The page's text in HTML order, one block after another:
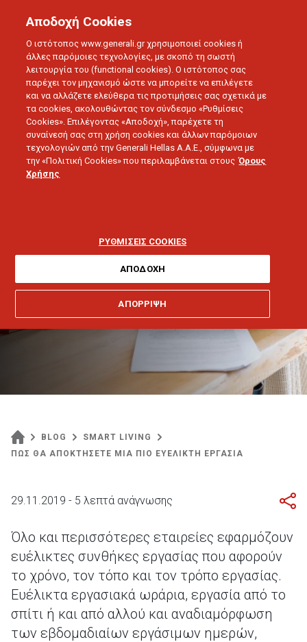
πιο ευέλικτη εργασία
BLOG
SMART LIVING
ΠΩΣ ΘΑ ΑΠΟΚΤΗΣΕΤΕ ΜΙΑ ΠΙΟ ΕΥΕΛΙΚΤΗ ΕΡΓΑΣΙΑ
29.11.2019 - 5 λεπτά ανάγνωσης
Όλο και περισσότερες εταιρείες εφαρμόζουν
ευέλικτες συνθήκες εργασίας που αφορούν
το χρόνο, τον τόπο και τον τρόπο εργασίας.
Ευέλικτα εργασιακά ωράρια, εργασία από το
σπίτι ή και από αλλού και αναδιαμόρφωση
των εβδομαδιαίων εργάσιμων ημερών,
Αποδοχή Cookies
Ο ιστότοπος www.generali.gr χρησιμοποιεί cookies ή
άλλες παρόμοιες τεχνολογίες, με σκοπό τη σωστή
λειτουργία του (functional cookies). Ο ιστότοπος σας
παρέχει τον μηχανισμό ώστε να μπορείτε να επιλέγετε
και να αλλάζετε ελεύθερα τις προτιμήσεις σας σχετικά με
τα cookies, ακολουθώντας τον σύνδεσμο «Ρυθμίσεις
Cookies». Επιλέγοντας «Αποδοχή», παρέχετε τη
συναίνεσή σας στη χρήση cookies και άλλων παρόμοιων
τεχνολογιών από την Generali Hellas A.A.E., σύμφωνα με
την «Πολιτική Cookies» που περιλαμβάνεται στους Όρους
Χρήσης
ΡΥΘΜΙΣΕΙΣ COOKIES
ΑΠΟΡΡΙΨΗ
ΑΠΟΔΟΧΗ